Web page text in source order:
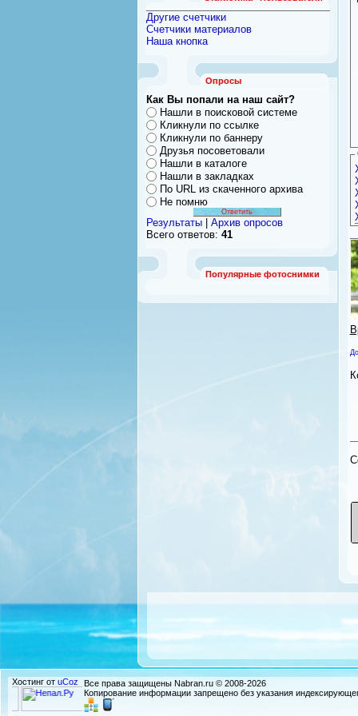
Другие счетчики
Счетчики материалов
Наша кнопка
Опросы
Как Вы попали на наш сайт?
Нашли в поисковой системе
Кликнули по ссылке
Кликнули по баннеру
Друзья посоветовали
Нашли в каталоге
Нашли в закладках
По URL из скаченного архива
Не помню
Результаты
Архив опросов
Всего ответов: 41
Популярные фотоснимки
Хостинг от uCoz
Все права защищены Nabran.ru © 2008-2026
Копирование информации запрещено без указания